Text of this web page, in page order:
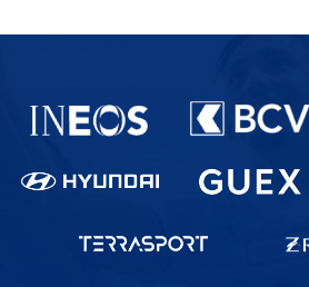
Partenaires du lausanne-Sport